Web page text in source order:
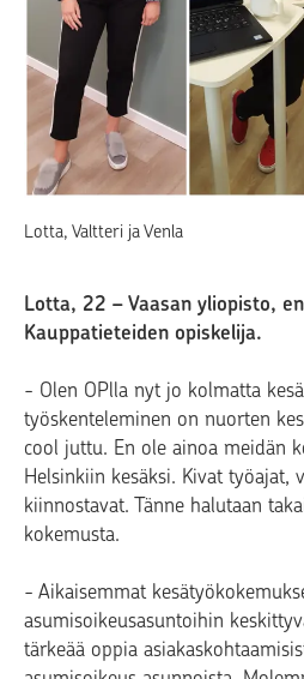
Lotta, Valtteri ja Venla
Lotta, 22 – Vaasan yliopisto,
Kauppatieteiden opiskelija.
- Olen OPlla nyt jo kolmatta
työskenteleminen on nuorten
cool juttu. En ole ainoa meidän
Helsinkiin kesäksi. Kivat työajat,
kiinnostavat. Tänne halutaan
kokemusta.
- Aikaisemmat
asumisoikeusasuntoihin
tärkeää oppia